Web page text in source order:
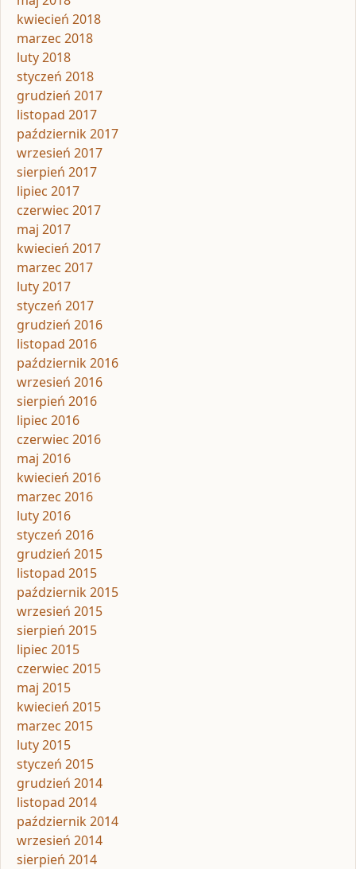
kwiecień 2018
marzec 2018
luty 2018
styczeń 2018
grudzień 2017
listopad 2017
październik 2017
wrzesień 2017
sierpień 2017
lipiec 2017
czerwiec 2017
maj 2017
kwiecień 2017
marzec 2017
luty 2017
styczeń 2017
grudzień 2016
listopad 2016
październik 2016
wrzesień 2016
sierpień 2016
lipiec 2016
czerwiec 2016
maj 2016
kwiecień 2016
marzec 2016
luty 2016
styczeń 2016
grudzień 2015
listopad 2015
październik 2015
wrzesień 2015
sierpień 2015
lipiec 2015
czerwiec 2015
maj 2015
kwiecień 2015
marzec 2015
luty 2015
styczeń 2015
grudzień 2014
listopad 2014
październik 2014
wrzesień 2014
sierpień 2014